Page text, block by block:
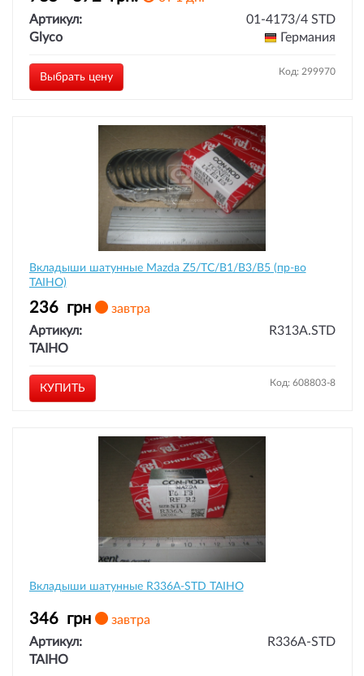
Артикул:
01-4173/4 STD
Glyco
Германия
Выбрать цену Код: 299970
Вкладыши шатунные Mazda Z5/TC/B1/B3/B5 (пр-во
TAIHO)
236 грн
завтра
Артикул:
R313A.STD
TAIHO
КУПИТЬ Код: 608803-8
Вкладыши шатунные R336A-STD TAIHO
346 грн
завтра
Артикул:
R336A-STD
TAIHO